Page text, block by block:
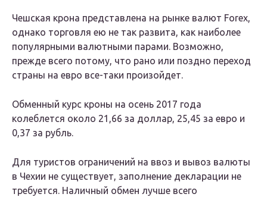
Чешская крона представлена на рынке валют Forex,
однако торговля ею не так развита, как наиболее
популярными валютными парами. Возможно,
прежде всего потому, что рано или поздно переход
страны на евро все-таки произойдет.
Обменный курс кроны на осень 2017 года
колеблется около 21,66 за доллар, 25,45 за евро и
0,37 за рубль.
Для туристов ограничений на ввоз и вывоз валюты
в Чехии не существует, заполнение декларации не
требуется. Наличный обмен лучше всего